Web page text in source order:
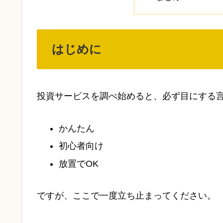
はじめに
投資サービスを調べ始めると、必ず目にする
かんたん
初心者向け
放置でOK
ですが、ここで一度立ち止まってください。